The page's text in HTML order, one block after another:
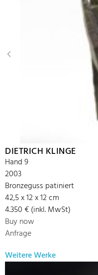
DIETRICH KLINGE
Hand 9
2003
Bronzeguss patiniert
42,5 x 12 x 12 cm
4.350 € (inkl. MwSt)
Buy now
Anfrage
Weitere Werke